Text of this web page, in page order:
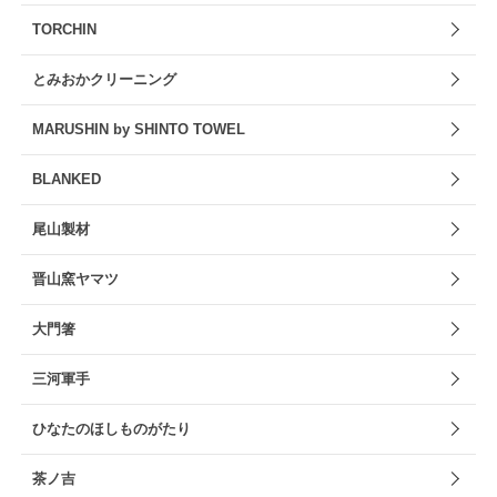
TORCHIN
とみおかクリーニング
MARUSHIN by SHINTO TOWEL
BLANKED
尾山製材
晋山窯ヤマツ
大門箸
三河軍手
ひなたのほしものがたり
茶ノ吉